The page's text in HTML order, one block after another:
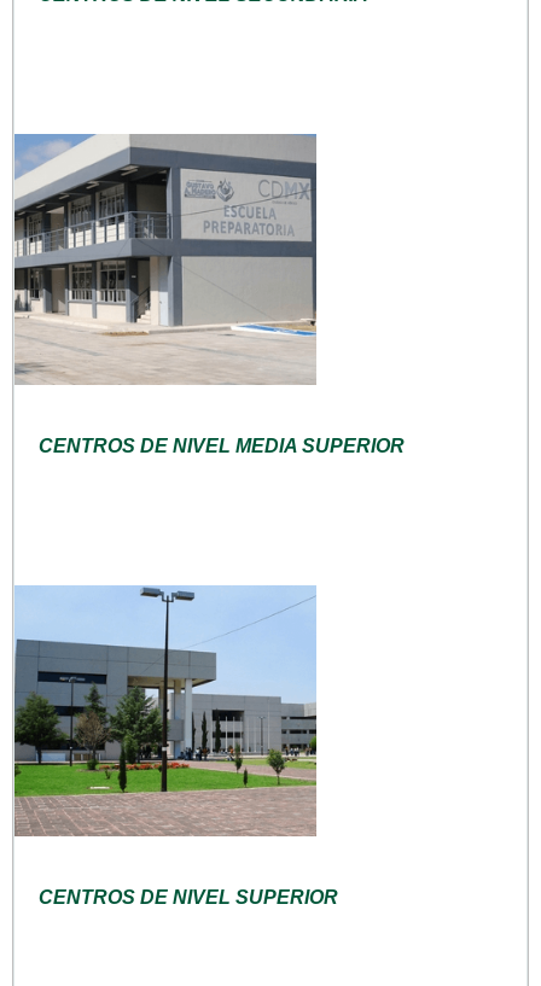
CENTROS DE NIVEL MEDIA SUPERIOR
CENTROS DE NIVEL SUPERIOR